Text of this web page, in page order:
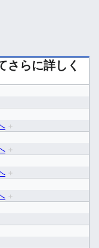
さらに詳しく
+
+
+
+